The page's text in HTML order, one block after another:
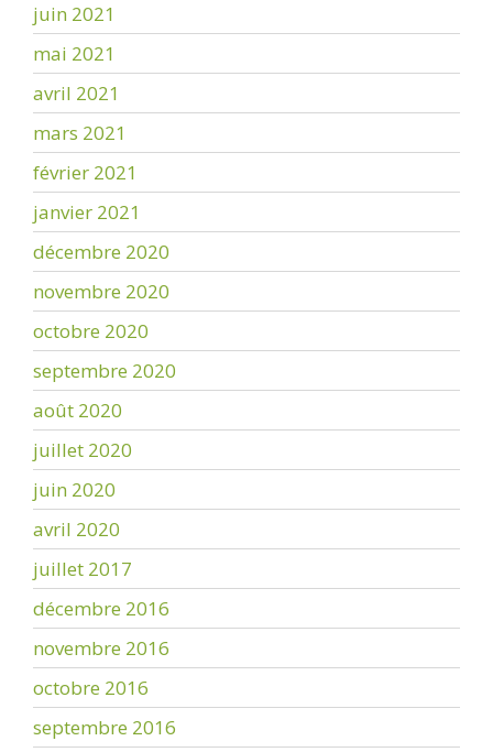
juin 2021
mai 2021
avril 2021
mars 2021
février 2021
janvier 2021
décembre 2020
novembre 2020
octobre 2020
septembre 2020
août 2020
juillet 2020
juin 2020
avril 2020
juillet 2017
décembre 2016
novembre 2016
octobre 2016
septembre 2016